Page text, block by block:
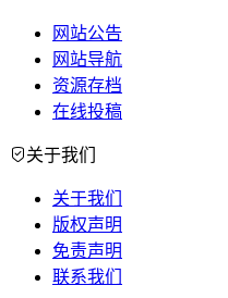
网站公告
网站导航
资源存档
在线投稿
关于我们
关于我们
版权声明
免责声明
联系我们